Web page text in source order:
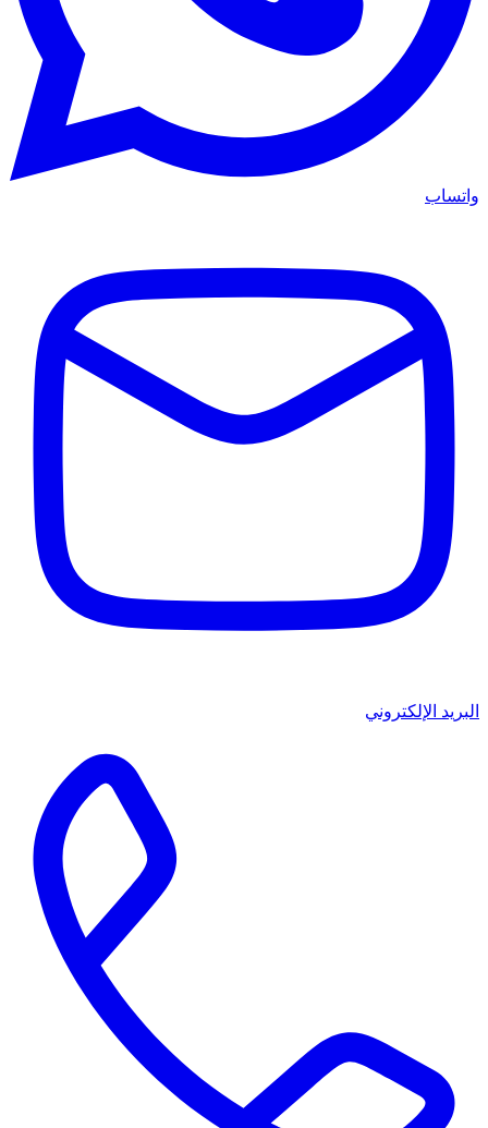
واتساب
البريد الإلكتروني